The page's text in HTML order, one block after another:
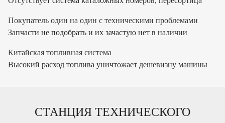
Покупатель один на один с техническими проблемами
Запчасти не подобрать и их зачастую нет в наличии
Китайская топливная система
Высокий расход топлива уничтожает дешевизну машины
СТАНЦИЯ ТЕХНИЧЕСКОГО